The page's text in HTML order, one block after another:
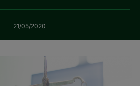
21/05/2020